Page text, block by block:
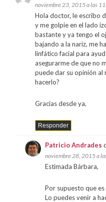
noviembre 23, 2015 a las
Hola doctor, le escribo
y me golpie en el lado
bastante y ya tengo el
bajando a la nariz, me
linfático facial para
asegurarme de que no
puede dar su opinión al
hacerlo?
Gracias desde ya,
Responder
Patricio Andrades
noviembre 28, 2015 a
Estimada Bárbara,
Por supuesto que
Lo puedes venir a